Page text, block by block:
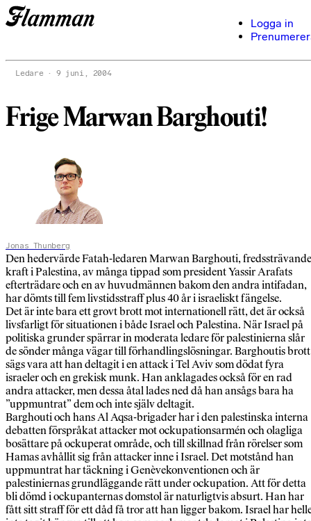
Logga in
Ledare 9 juni, 2004
Frige Marwan Barghouti!
Jonas Thunberg
Den hedervärde Fatah-ledaren Marwan Barghouti, fredssträvande
kraft i Palestina, av många tippad som president Yassir Arafats
efterträdare och en av huvudmännen bakom den andra intifadan,
har dömts till fem livstidsstraff plus 40 år i israeliskt fängelse.
Det är inte bara ett grovt brott mot internationell rätt, det är också
livsfarligt för situationen i både Israel och Palestina. När Israel på
politiska grunder spärrar in moderata ledare för palestinierna slår
de sönder många vägar till förhandlingslösningar. Barghoutis brott
sägs vara att han deltagit i en attack i Tel Aviv som dödat fyra
israeler och en grekisk munk. Han anklagades också för en rad
andra attacker, men dessa åtal lades ned då han ansågs bara ha
”uppmuntrat” dem och inte själv deltagit.
Barghouti och hans Al Aqsa-brigader har i den palestinska interna
debatten förspråkat attacker mot ockupationsarmén och olagliga
bosättare på ockuperat område, och till skillnad från rörelser som
Hamas avhållit sig från attacker inne i Israel. Det motstånd han
uppmuntrat har täckning i Genèvekonventionen och är
palestiniernas grundläggande rätt under ockupation. Att för detta
bli dömd i ockupanternas domstol är naturligtvis absurt. Han har
fått sitt straff för ett dåd få tror att han ligger bakom. Israel har